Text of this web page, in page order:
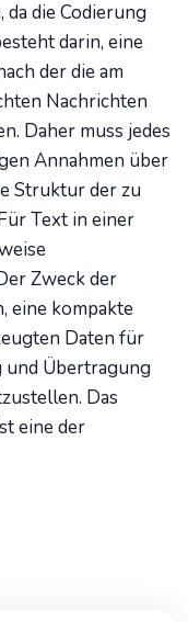
die Codierung
darin, eine
der die am
Nachrichten
Daher muss jedes
Annahmen über
Struktur der zu
Text in einer
Zweck der
eine kompakte
Daten für
Übertragung
Das
eine der